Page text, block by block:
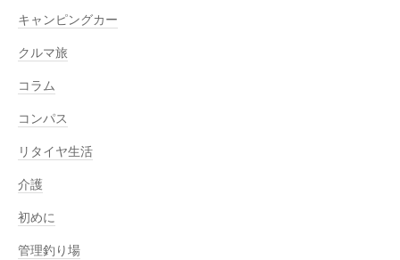
キャンピングカー
クルマ旅
コラム
コンパス
リタイヤ生活
介護
初めに
管理釣り場